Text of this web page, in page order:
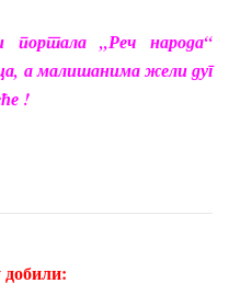
„Реч народа“
а малишанима жели дуг
!
добили: